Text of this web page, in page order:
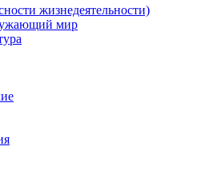
жизнедеятельности)
мир